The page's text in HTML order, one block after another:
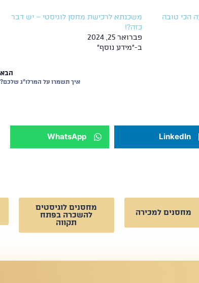
הכי טובה
משכנתא לרכישת מחסן לוגיסטי – יש דבר
כזה?!
פברואר 25, 2024
ב-"מידע נוסף"
הבא
איך תשמרו על המרלו"ג שלכם?
LinkedIn
WhatsApp
מחסנים למכירה
מחסנים לוגיסטים
להשכרה בפתח
תקווה